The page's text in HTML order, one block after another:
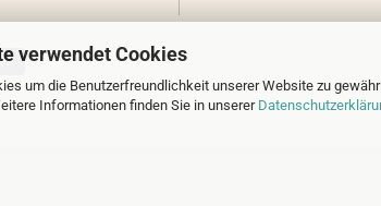
verwendet Cookies
um die Benutzerfreundlichkeit unserer Website zu
Informationen finden Sie in unserer